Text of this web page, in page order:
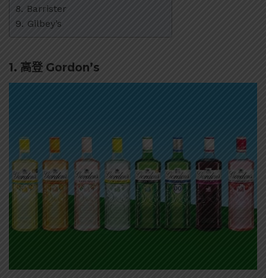
8. Barrister
9. Gilbey’s
1. 高登 Gordon’s